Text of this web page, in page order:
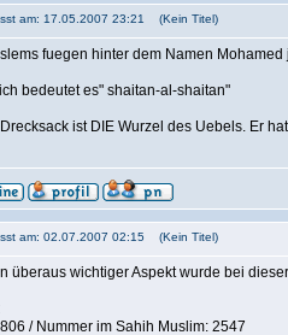
am: 17.05.2007 23:21 (Kein Titel)
fuegen hinter dem Namen
bedeutet es" shaitan-al-shaitan"
ist DIE Wurzel des Uebels. Er
am: 02.07.2007 02:15 (Kein Titel)
überaus wichtiger Aspekt wurde bei
/ Nummer im Sahih Muslim: 2547